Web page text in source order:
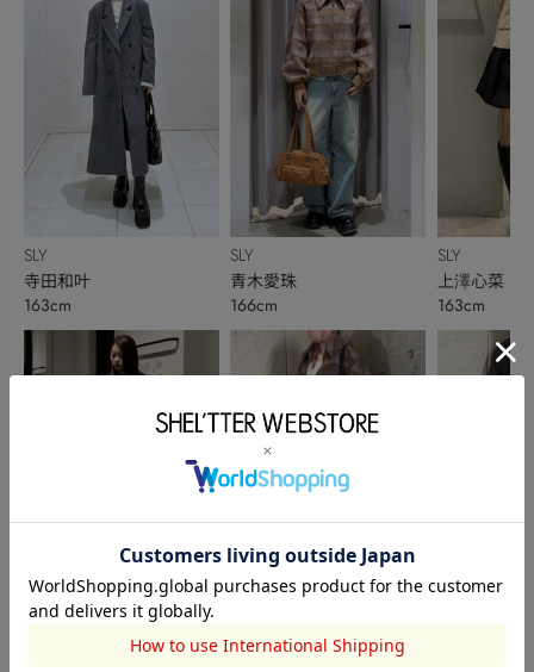
SLY
寺田和叶
163cm
MOUSSY
SLY
青木愛珠
166cm
Eri
155cm
SLY
上澤心菜
163cm